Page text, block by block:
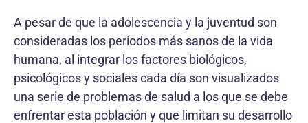
A pesar de que la adolescencia y la juventud son
consideradas los períodos más sanos de la vida
humana, al integrar los factores biológicos,
psicológicos y sociales cada día son visualizados
una serie de problemas de salud a los que se debe
enfrentar esta población y que limitan su desarrollo